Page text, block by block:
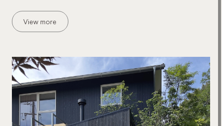
View more